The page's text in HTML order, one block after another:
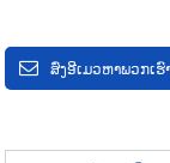
ສົ່ງອີເມວຫາພວກເຮົ